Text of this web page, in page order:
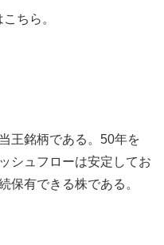
ちら。
王銘柄である。50年を
シュフローは安定してお
保有できる株である。